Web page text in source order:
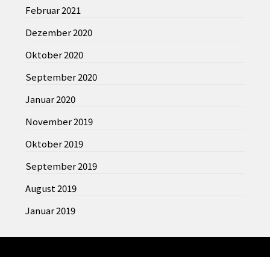
Februar 2021
Dezember 2020
Oktober 2020
September 2020
Januar 2020
November 2019
Oktober 2019
September 2019
August 2019
Januar 2019